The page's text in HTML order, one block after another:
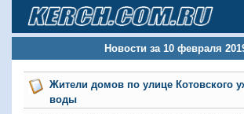
Новости за 10 февраля
Жители домов по улице Котовского
воды